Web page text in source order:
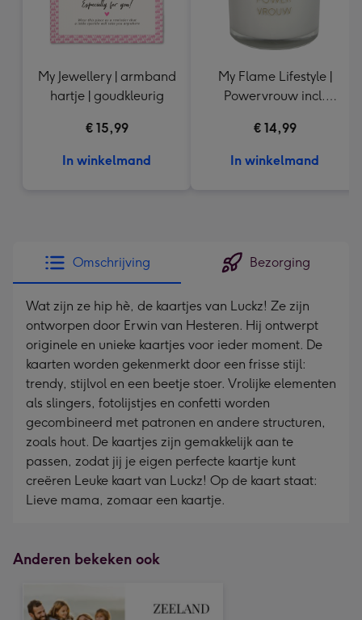
My Jewellery | armband
hartje | goudkleurig
€ 15,99
In winkelmand
My Flame Lifestyle |
Powervrouw incl.
€ 14,99
In winkelmand
Omschrijving Bezorging
Wat zijn ze hip hè, de kaartjes van Luckz! Ze zijn
ontworpen door Erwin van Hesteren. Hij ontwerpt
originele en unieke kaartjes voor ieder moment. De
kaarten worden gekenmerkt door een frisse stijl:
trendy, stijlvol en een beetje stoer. Vrolijke elementen
als slingers, fotolijstjes en confetti worden
gecombineerd met patronen en andere structuren,
zoals hout. De kaartjes zijn gemakkelijk aan te
passen, zodat jij je eigen perfecte kaartje kunt
creëren Leuke kaart van Luckz! Op de kaart staat:
Lieve mama, zomaar een kaartje.
Anderen bekeken ook